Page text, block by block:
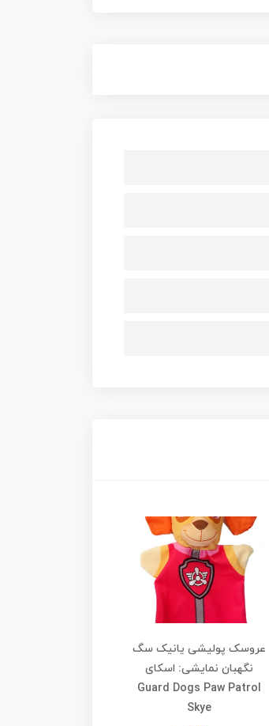
عروسک پولیشی یانیک سگ
نگهبان نمایشی: اسکای
Guard Dogs Paw Patrol
Skye